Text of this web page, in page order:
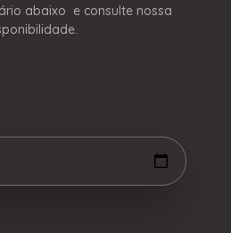
abaixo e consulte nossa